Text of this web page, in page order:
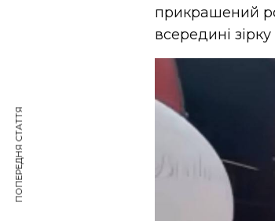
прикрашений
всередині
ПОПЕРЕДНЯ СТАТТЯ